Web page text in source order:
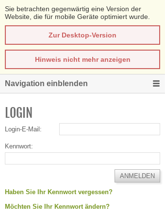
Sie betrachten gegenwärtig eine Version der
Website, die für mobile Geräte optimiert wurde.
Zur Desktop-Version
Hinweis nicht mehr anzeigen
Navigation einblenden
LOGIN
Login-E-Mail:
Kennwort:
Haben Sie Ihr Kennwort vergessen?
Möchten Sie Ihr Kennwort ändern?